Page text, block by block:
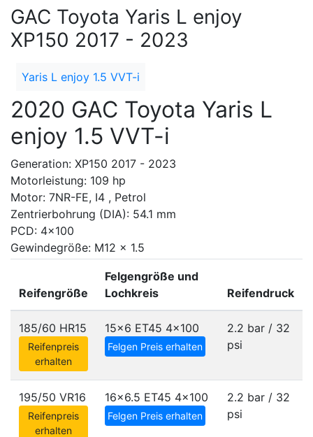
GAC Toyota Yaris L enjoy
XP150 2017 - 2023
Yaris L enjoy 1.5 VVT-i
2020 GAC Toyota Yaris L
enjoy 1.5 VVT-i
Generation: XP150 2017 - 2023
Motorleistung: 109 hp
Motor: 7NR-FE, I4 , Petrol
Zentrierbohrung (DIA): 54.1 mm
PCD: 4x100
Gewindegröße: M12 x 1.5
Reifengröße
Felgengröße und
Lochkreis
Reifendruck
185/60 HR15
Reifenpreis
erhalten
15x6 ET45 4x100
Felgen Preis erhalten
2.2 bar / 32
psi
195/50 VR16
Reifenpreis
erhalten
16x6.5 ET45 4x100
Felgen Preis erhalten
2.2 bar / 32
psi